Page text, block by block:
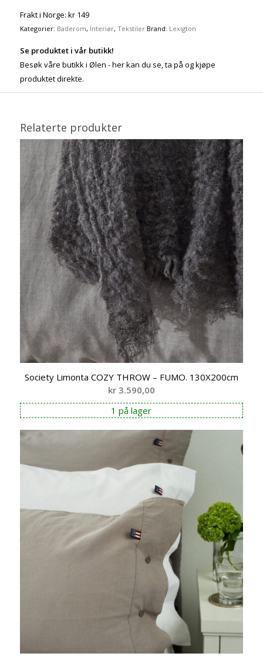
Frakt i Norge: kr 149
Kategorier: Baderom, Interiør, Tekstiler Brand: Lexigton
Se produktet i vår butikk!
Besøk våre butikk i Ølen - her kan du se, ta på og kjøpe
produktet direkte.
Relaterte produkter
Society Limonta COZY THROW – FUMO. 130X200cm
kr3.590,00
1 på lager